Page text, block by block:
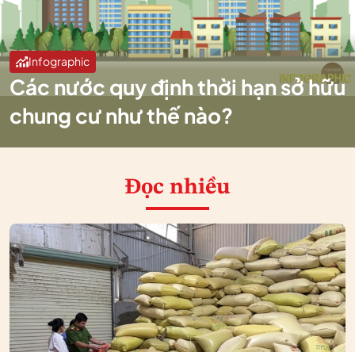
Infographic
Các nước quy định thời hạn sở hữu
chung cư như thế nào?
Đọc nhiều